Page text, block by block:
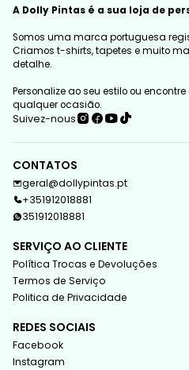
A Dolly Pintas é a sua loja de
Somos uma marca portuguesa
Criamos t-shirts, tapetes e muito
detalhe.
Personalize ao seu estilo ou
qualquer ocasião.
Suivez-nous
CONTATOS
geral@dollypintas.pt
+351912018881
351912018881
SERVIÇO AO CLIENTE
Política Trocas e Devoluções
Termos de Serviço
Politica de Privacidade
REDES SOCIAIS
Facebook
Instagram